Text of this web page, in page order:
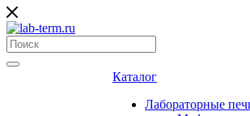
Каталог
Лабораторные